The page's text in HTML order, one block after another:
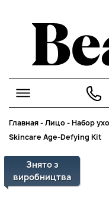
Главная-Лицо-Набор
Skincare Age-Defying Kit
Знято з
виробництва